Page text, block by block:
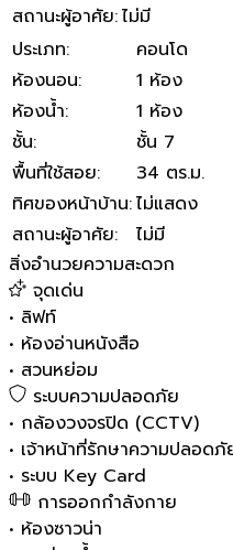
สถานะผู้อาศัย:ไม่มี
ประเภท:
คอนโด
ห้องนอน:
1 ห้อง
ห้องน้ำ:
1 ห้อง
ชั้น:
ชั้น 7
พื้นที่ใช้สอย:
34 ตร.ม.
ทิศของหน้าบ้าน:ไม่แสดง
สถานะผู้อาศัย:
ไม่มี
สิ่งอำนวยความสะดวก
จุดเด่น
• ลิฟท์
• ห้องอ่านหนังสือ
• สวนหย่อม
ระบบความปลอดภัย
• กล้องวงจรปิด (CCTV)
• เจ้าหน้าที่รักษาความปลอด
• ระบบ Key Card
การออกกำลังกาย
• ห้องซาวน่า